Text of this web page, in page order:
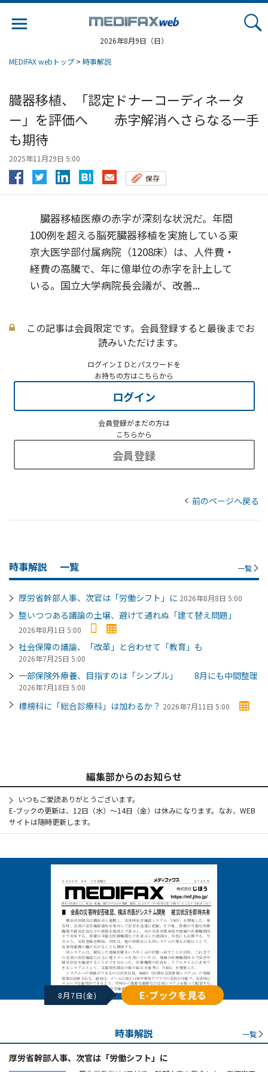
2026年8月9日（日）
MEDIFAX webトップ > 時事解説
臓器移植、「認定ドナーコーディネータ
ー」を評価へ 赤字解消へさらなる一手
も期待
2025年11月29日 5:00
保存
臓器移植医療の赤字が深刻な状況だ。年間
100例を超える脳死臓器移植を実施している東
京大医学部付属病院（1208床）は、人件費・
経費の高騰で、年に億単位の赤字を計上して
いる。国立大学病院長会議が、改善...
この記事は会員限定です。会員登録すると最後までお
読みいただけます。
ログインＩＤとパスワードを
お持ちの方はこちらから
ログイン
会員登録がまだの方は
こちらから
会員登録
前のページへ戻る
時事解説 一覧 一覧
厚労省幹部人事、次官は「労働シフト」に 2026年8月8日 5:00
整いつつある議論の土壌、避けて通れぬ「建て替え問題」
2026年8月1日 5:00
社会保障の議論、「改革」と合わせて「教育」も
2026年7月25日 5:00
一部保険外療養、目指すのは「シンプル」 8月にも中間整理
2026年7月18日 5:00
標榜科に「総合診療科」は加わるか？ 2026年7月11日 5:00
編集部からのお知らせ
いつもご愛読ありがとうございます。
E-ブックの更新は、12日（水）～14日（金）は休みになります。なお、WEB
サイトは随時更新します。
8月7日(金) E-ブックを見る
時事解説 一覧
厚労省幹部人事、次官は「労働シフト」に